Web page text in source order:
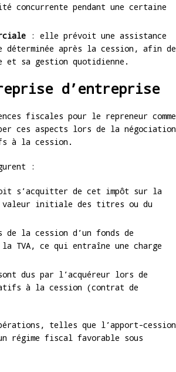
concurrente pendant une certaine
: elle prévoit une assistance
déterminée après la cession, afin de
sa gestion quotidienne.
d’entreprise
fiscales pour le repreneur comme
ces aspects lors de la négociation
à la cession.
:
s’acquitter de cet impôt sur la
initiale des titres ou du
la cession d’un fonds de
TVA, ce qui entraîne une charge
dus par l’acquéreur lors de
à la cession (contrat de
telles que l’apport-cession
régime fiscal favorable sous